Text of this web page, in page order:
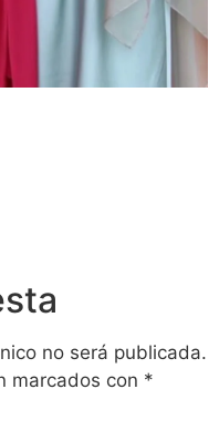
no será publicada.
marcados con *